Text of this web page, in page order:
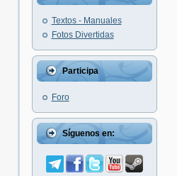
Textos - Manuales
Fotos Divertidas
Participa
Foro
Síguenos en: